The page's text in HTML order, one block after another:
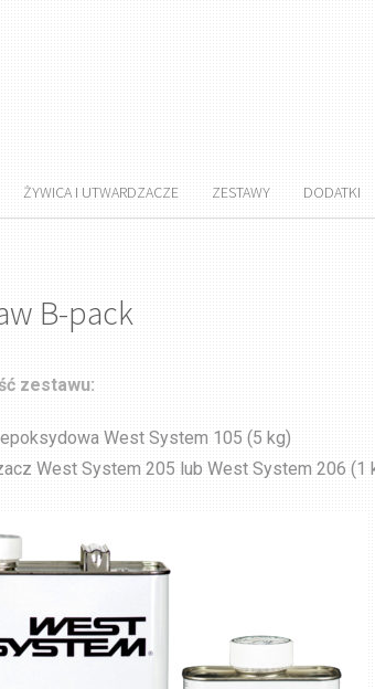
ŻYWICA I UTWARDZACZE ZESTAWY DODATKI
B-pack
zestawu:
West System 105 (5 kg)
West System 205 lub West System 206 (1